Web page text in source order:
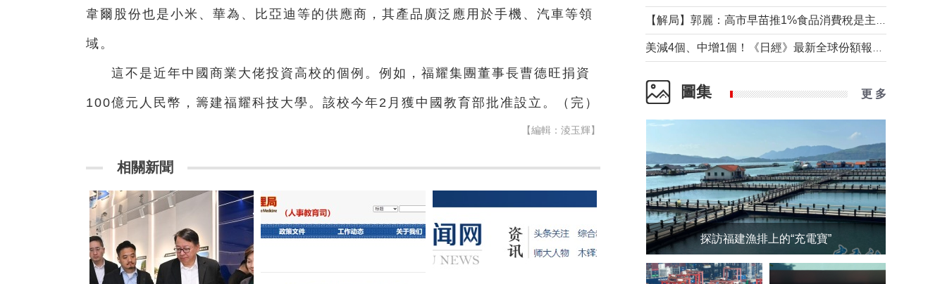
韋爾股份也是小米、華為、比亞迪等的供應商，其產品廣泛應用於手機、汽車等領
域。
這不是近年中國商業大佬投資高校的個例。例如，福耀集團董事長曹德旺捐資
100億元人民幣，籌建福耀科技大學。該校今年2月獲中國教育部批准設立。（完）
【編輯：淩玉輝】
相關新聞
圖集 更 多
探訪福建漁排上的“充電寶”